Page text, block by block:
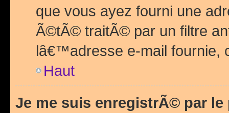
que vous ayez fourni une
Ã©tÃ© traitÃ© par un filtre
lâ€™adresse e-mail fournie,
Haut
Je me suis enregistrÃ© par